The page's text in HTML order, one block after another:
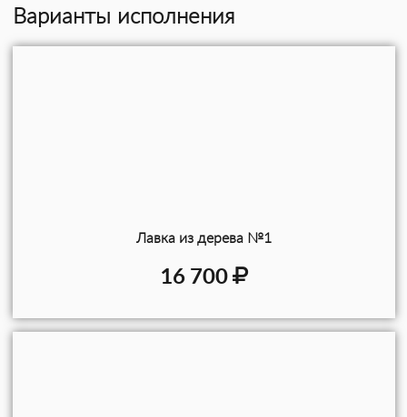
Варианты исполнения
Лавка из дерева №1
16 700